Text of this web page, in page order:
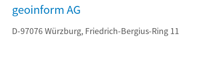
geoinform AG
D-97076 Würzburg, Friedrich-Bergius-Ring 11